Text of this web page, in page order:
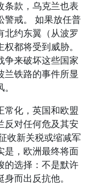
条款，乌克兰也表
警戒。 如果放任普
北约东翼（从波罗
都将受到威胁。
争来破坏这些国家
铁路的事件所显
常化，英国和欧盟
反对任何危及其安
收新关税或缩减军
是，欧洲最终将面
的选择：不是默许
而出反抗他。